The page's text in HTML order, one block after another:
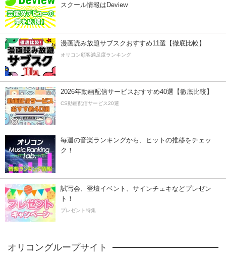
スクール情報はDeview
漫画読み放題サブスクおすすめ11選【徹底比較】
オリコン顧客満足度ランキング
2026年動画配信サービスおすすめ40選【徹底比較】
CS動画配信サービス20選
毎週の音楽ランキングから、ヒットの推移をチェッ
ク！
試写会、登壇イベント、サインチェキなどプレゼン
ト！
プレゼント特集
オリコングループサイト